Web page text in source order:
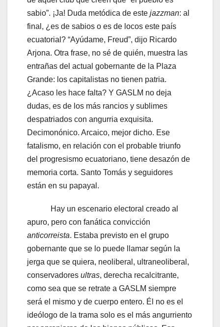
sabio”. ¡Ja! Duda metódica de este jazzman: al
final, ¿es de sabios o es de locos este país
ecuatorial? “Ayúdame, Freud”, dijo Ricardo
Arjona. Otra frase, no sé de quién, muestra las
entrañas del actual gobernante de la Plaza
Grande: los capitalistas no tienen patria.
¿Acaso les hace falta? Y GASLM no deja
dudas, es de los más rancios y sublimes
despatriados con angurria exquisita.
Decimonónico. Arcaico, mejor dicho. Ese
fatalismo, en relación con el probable triunfo
del progresismo ecuatoriano, tiene desazón de
memoria corta. Santo Tomás y seguidores
están en su papayal.
Hay un escenario electoral creado al
apuro, pero con fanática convicción
anticorreista. Estaba previsto en el grupo
gobernante que se lo puede llamar según la
jerga que se quiera, neoliberal, ultraneoliberal,
conservadores ultras, derecha recalcitrante,
como sea que se retrate a GASLM siempre
será el mismo y de cuerpo entero. Él no es el
ideólogo de la trama solo es el más angurriento